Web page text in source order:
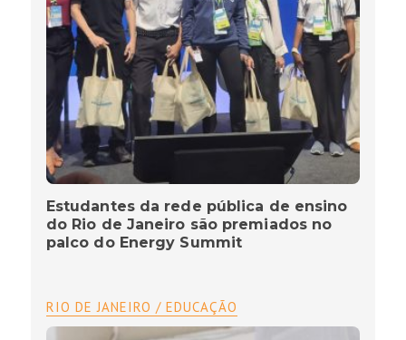
Estudantes da rede pública de ensino
do Rio de Janeiro são premiados no
palco do Energy Summit
RIO DE JANEIRO / EDUCAÇÃO